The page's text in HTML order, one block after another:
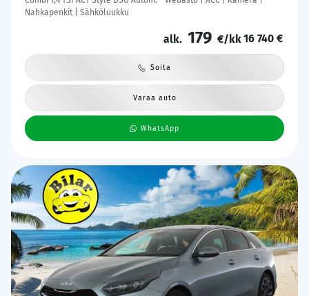
Nahkapenkit | Sähköluukku
alk. 179 €/kk16 740 €
Soita
Varaa auto
WhatsApp